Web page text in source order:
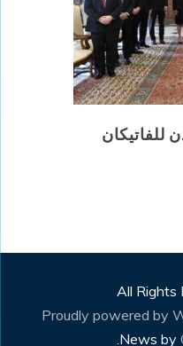
للفاتيكان
All Rights
Proudly powered by
News by